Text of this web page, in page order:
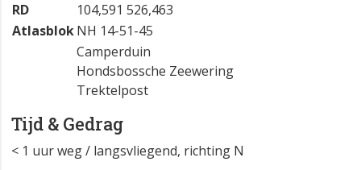
RD
104,591 526,463
AtlasblokNH 14-51-45
Camperduin
Hondsbossche Zeewering
Trektelpost
Tijd & Gedrag
< 1 uur weg / langsvliegend, richting N